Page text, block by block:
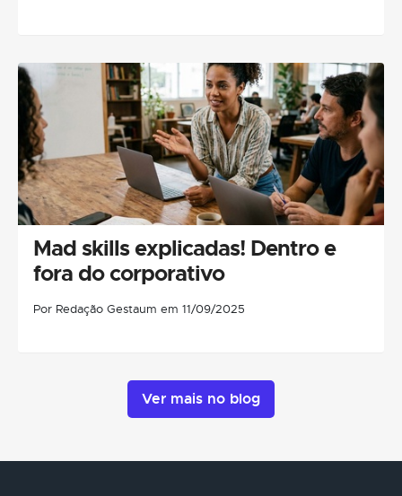
Mad skills explicadas! Dentro e
fora do corporativo
Por Redação Gestaum em 11/09/2025
Ver mais no blog